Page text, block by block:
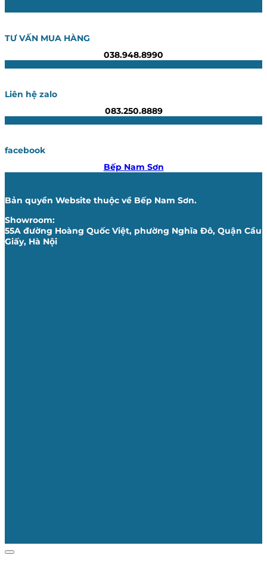
TƯ VẤN MUA HÀNG
038.948.8990
Liên hệ zalo
083.250.8889
facebook
Bếp Nam Sơn
Bản quyền Website thuộc về Bếp Nam Sơn.
Showroom:
55A đường Hoàng Quốc Việt, phường Nghĩa Đô, Quận Cầu
Giấy, Hà Nội